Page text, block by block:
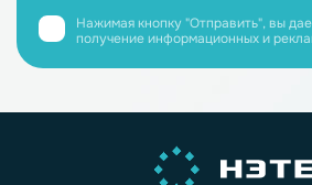
Нажимая кнопку "Отправить", вы
получение информационных и